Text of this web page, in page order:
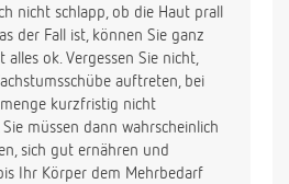
nicht schlapp, ob die Haut prall
der Fall ist, können Sie ganz
alles ok. Vergessen Sie nicht,
auftreten, bei
kurzfristig nicht
müssen dann wahrscheinlich
sich gut ernähren und
Ihr Körper dem Mehrbedarf